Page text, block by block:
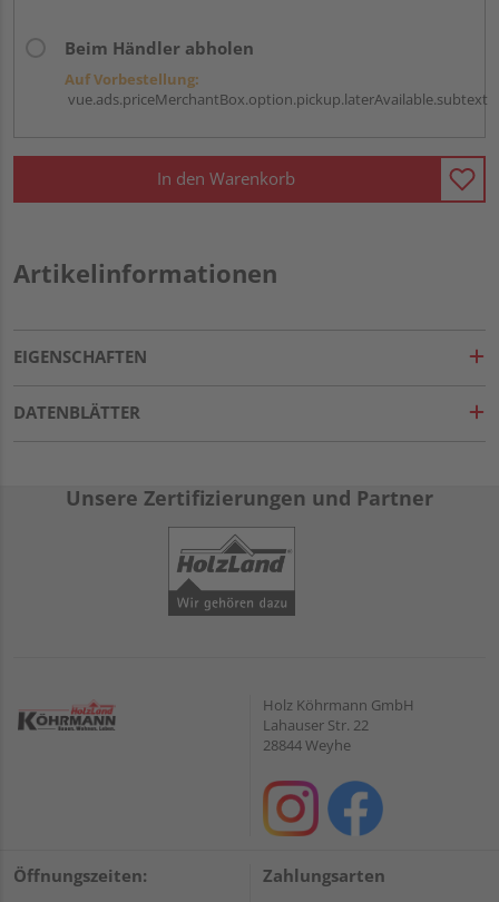
Beim Händler abholen
Auf Vorbestellung:
vue.ads.priceMerchantBox.option.pickup.laterAvailable.subtext
In den Warenkorb
Artikelinformationen
EIGENSCHAFTEN
DATENBLÄTTER
Unsere Zertifizierungen und Partner
Holz Köhrmann GmbH
Lahauser Str. 22
28844 Weyhe
Öffnungszeiten: Zahlungsarten